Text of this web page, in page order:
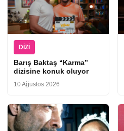
DIZI
Barış Baktaş “Karma”
dizisine konuk oluyor
10 Ağustos 2026